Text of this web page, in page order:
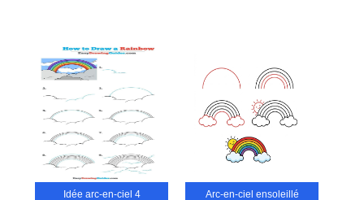
Idée arc-en-ciel 4 Arc-en-ciel ensoleillé